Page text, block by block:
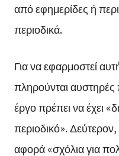
από εφημερίδες ή
περιοδικά.
Για να εφαρμοστεί
πληρούνται
έργο πρέπει να έχει
περιοδικό».
αφορά «σχόλια για